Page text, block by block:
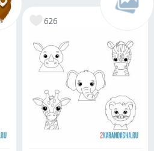
626